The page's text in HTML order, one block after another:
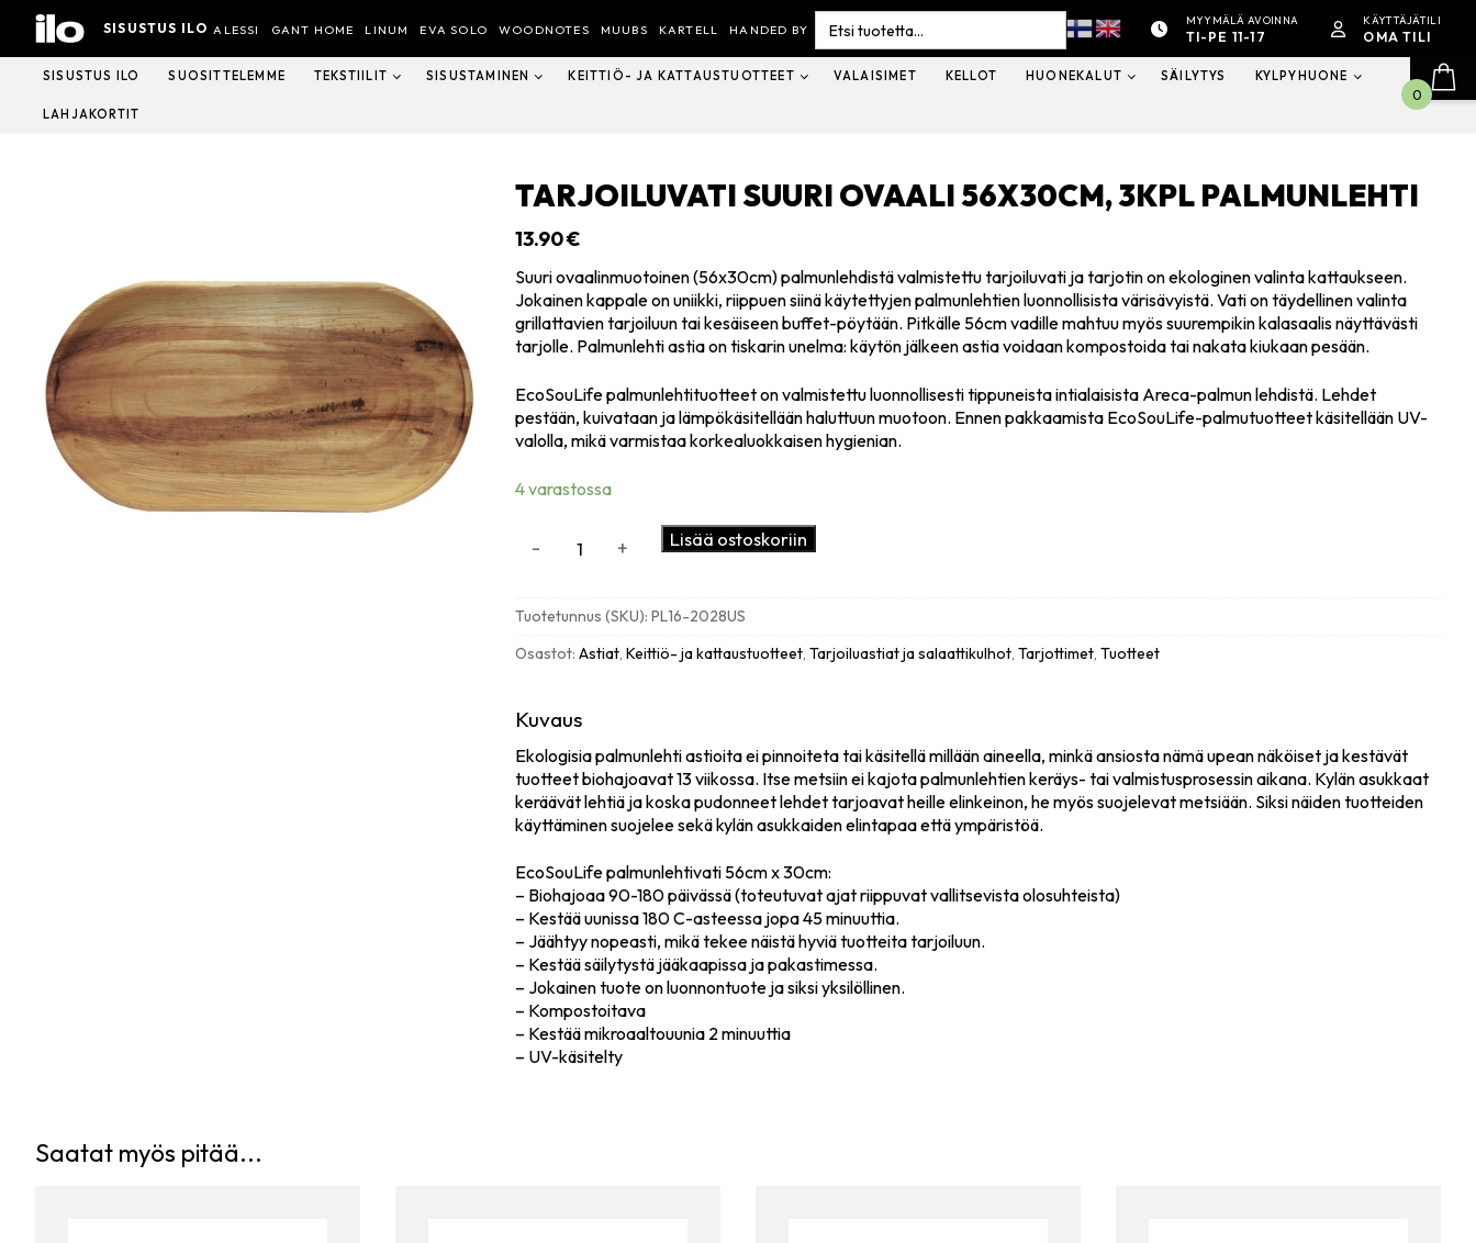
Hyppää
sisältöön
SISUSTUS ILO ALESSI GANT HOME LINUM EVA SOLO WOODNOTES MUUBS KARTELL HANDED BY
Search
for:
MYYMÄLÄ AVOINNA
TI-PE 11-17
KÄYTTÄJÄTILI
OMA TILI
SISUSTUS ILO SUOSITTELEMME TEKSTIILIT SISUSTAMINEN KEITTIÖ- JA KATTAUSTUOTTEET VALAISIMET KELLOT HUONEKALUT SÄILYTYS KYLPYHUONE
LAHJAKORTIT
TARJOILUVATI SUURI OVAALI 56X30CM, 3KPL PALMUNLEHTI
13.90€
Suuri ovaalinmuotoinen (56x30cm) palmunlehdistä valmistettu tarjoiluvati ja tarjotin on ekologinen valinta kattaukseen.
Jokainen kappale on uniikki, riippuen siinä käytettyjen palmunlehtien luonnollisista värisävyistä. Vati on täydellinen valinta
grillattavien tarjoiluun tai kesäiseen buffet-pöytään. Pitkälle 56cm vadille mahtuu myös suurempikin kalasaalis näyttävästi
tarjolle. Palmunlehti astia on tiskarin unelma: käytön jälkeen astia voidaan kompostoida tai nakata kiukaan pesään.
EcoSouLife palmunlehtituotteet on valmistettu luonnollisesti tippuneista intialaisista Areca-palmun lehdistä. Lehdet
pestään, kuivataan ja lämpökäsitellään haluttuun muotoon. Ennen pakkaamista EcoSouLife-palmutuotteet käsitellään UV-
valolla, mikä varmistaa korkealuokkaisen hygienian.
4 varastossa
3kpl
palmunlehti
- + Lisää ostoskoriin
Tuotetunnus (SKU):PL16-2028US
Osastot:Astiat,Keittiö- ja kattaustuotteet,Tarjoiluastiat ja salaattikulhot,Tarjottimet,Tuotteet
Kuvaus
Ekologisia palmunlehti astioita ei pinnoiteta tai käsitellä millään aineella, minkä ansiosta nämä upean näköiset ja kestävät
tuotteet biohajoavat 13 viikossa. Itse metsiin ei kajota palmunlehtien keräys- tai valmistusprosessin aikana. Kylän asukkaat
keräävät lehtiä ja koska pudonneet lehdet tarjoavat heille elinkeinon, he myös suojelevat metsiään. Siksi näiden tuotteiden
käyttäminen suojelee sekä kylän asukkaiden elintapaa että ympäristöä.
EcoSouLife palmunlehtivati 56cm x 30cm:
– Biohajoaa 90-180 päivässä (toteutuvat ajat riippuvat vallitsevista olosuhteista)
– Kestää uunissa 180 C-asteessa jopa 45 minuuttia.
– Jäähtyy nopeasti, mikä tekee näistä hyviä tuotteita tarjoiluun.
– Kestää säilytystä jääkaapissa ja pakastimessa.
– Jokainen tuote on luonnontuote ja siksi yksilöllinen.
– Kompostoitava
– Kestää mikroaaltouunia 2 minuuttia
– UV-käsitelty
Saatat myös pitää...
0